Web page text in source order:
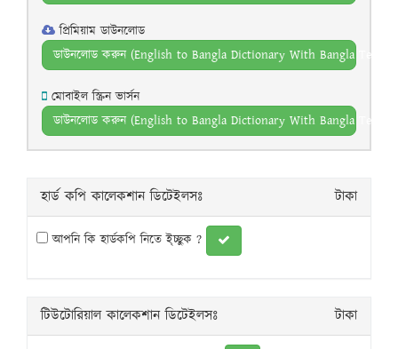
প্রিমিয়াম ডাউনলোড
ডাউনলোড করুন (English to Bangla Dictionary With Bangla Text
মোবাইল স্ক্রিন ভার্সন
ডাউনলোড করুন (English to Bangla Dictionary With Bangla Text
হার্ড কপি কালেকশান ডিটেইলসঃ টাকা
আপনি কি হার্ডকপি নিতে ই্চ্ছুক ?
টিউটোরিয়াল কালেকশান ডিটেইলসঃ টাকা